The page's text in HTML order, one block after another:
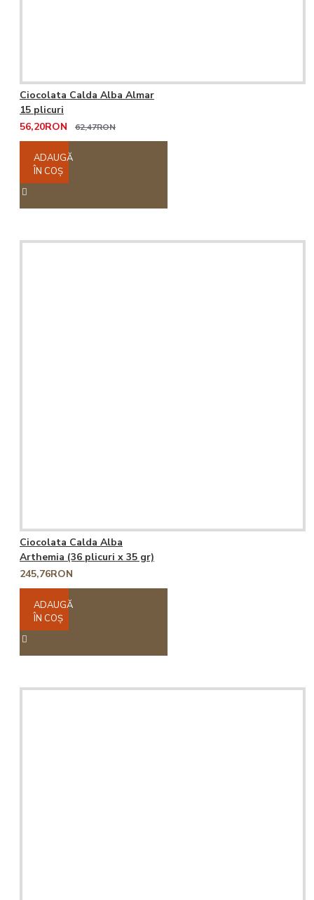
Ciocolata Calda Alba Almar
15 plicuri
56,20RON
62,47RON
ADAUGĂ
ÎN COŞ
Ciocolata Calda Alba
Arthemia (36 plicuri x 35 gr)
245,76RON
ADAUGĂ
ÎN COŞ